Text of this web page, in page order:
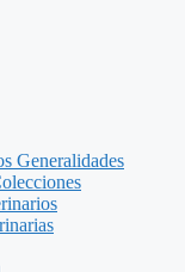
Generalidades